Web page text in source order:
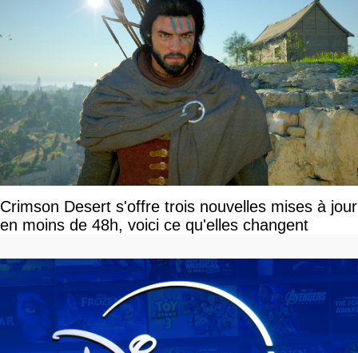
Crimson Desert s'offre trois nouvelles mises à jour
en moins de 48h, voici ce qu'elles changent